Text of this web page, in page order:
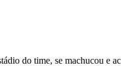
do time, se machucou e